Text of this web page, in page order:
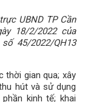
UBND TP Cần
18/2/2022 của
45/2022/QH13
thời gian qua; xây
hút và sử dụng
kinh tế; khai